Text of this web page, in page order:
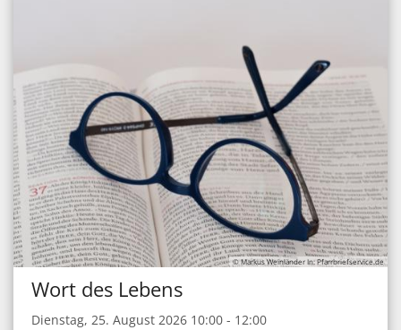
© Markus Weinländer In: Pfarrbriefservice.de
Wort des Lebens
Dienstag, 25. August 2026 10:00 - 12:00